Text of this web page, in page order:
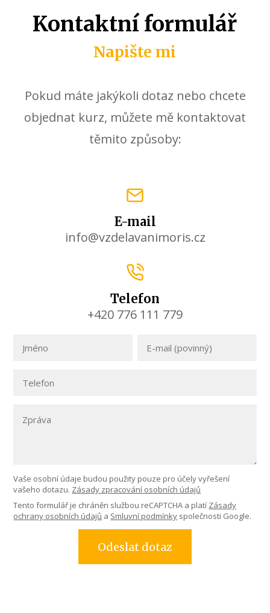
Kontaktní formulář
Napište mi
Pokud máte jakýkoli dotaz nebo chcete
objednat kurz, můžete mě kontaktovat
těmito způsoby:
E-mail
info@vzdelavanimoris.cz
Telefon
+420 776 111 779
Vaše osobní údaje budou použity pouze pro účely vyřešení
vašeho dotazu. Zásady zpracování osobních údajů
Tento formulář je chráněn službou reCAPTCHA a platí Zásady
ochrany osobních údajů a Smluvní podmínky společnosti Google.
Odeslat dotaz